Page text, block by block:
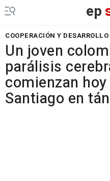
ep
COOPERACIÓN Y DESARROLLO
Un joven
parálisis
comienzan
Santiago en